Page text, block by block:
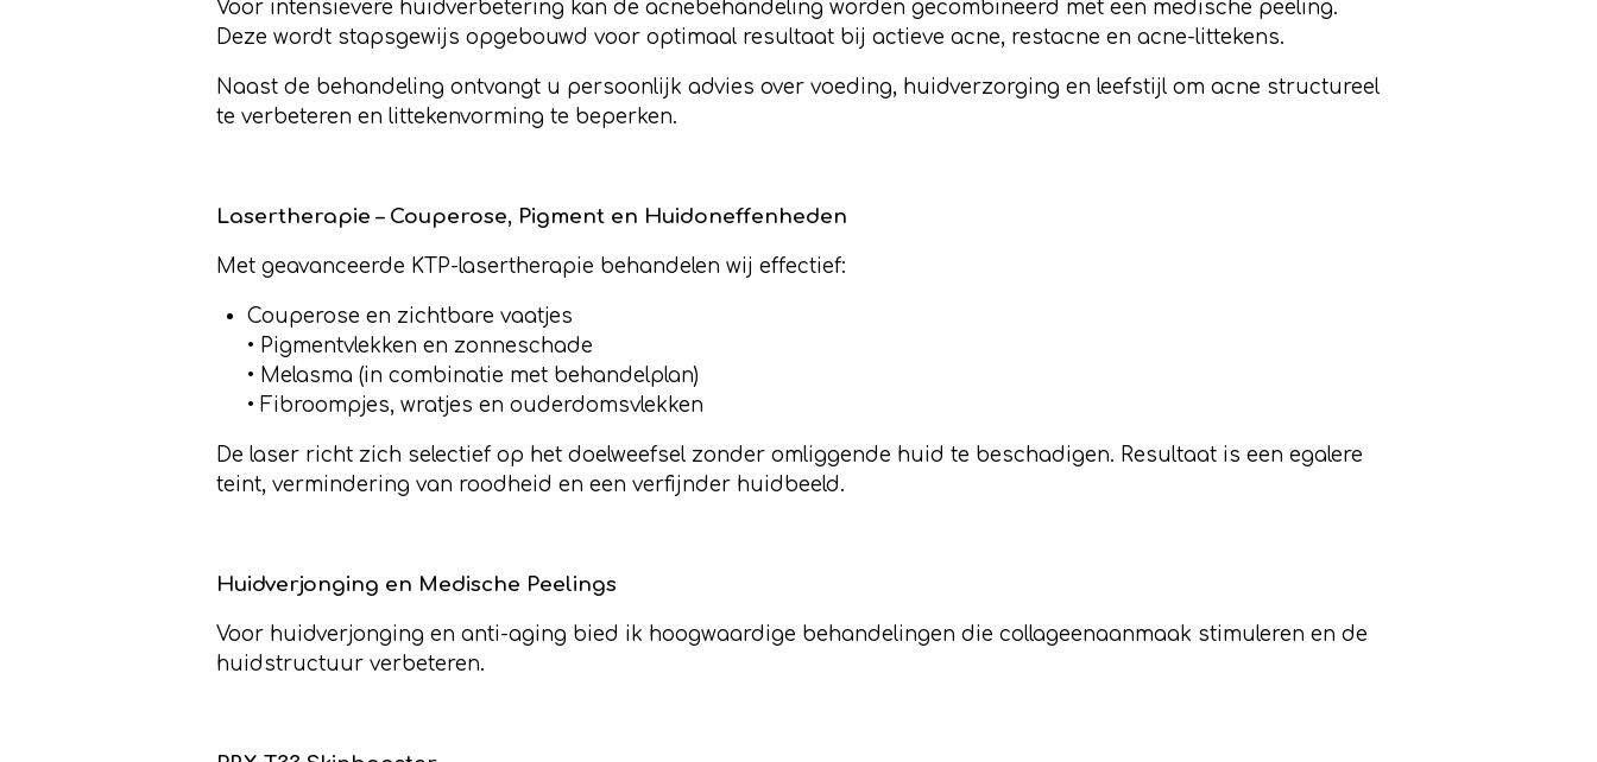
Voor intensievere huidverbetering kan de acnebehandeling worden gecombineerd met een medische peeling.
Deze wordt stapsgewijs opgebouwd voor optimaal resultaat bij actieve acne, restacne en acne-littekens.
Naast de behandeling ontvangt u persoonlijk advies over voeding, huidverzorging en leefstijl om acne structureel
te verbeteren en littekenvorming te beperken.
Lasertherapie – Couperose, Pigment en Huidoneffenheden
Met geavanceerde KTP-lasertherapie behandelen wij effectief:
Couperose en zichtbare vaatjes
• Pigmentvlekken en zonneschade
• Melasma (in combinatie met behandelplan)
• Fibroompjes, wratjes en ouderdomsvlekken
De laser richt zich selectief op het doelweefsel zonder omliggende huid te beschadigen. Resultaat is een egalere
teint, vermindering van roodheid en een verfijnder huidbeeld.
Huidverjonging en Medische Peelings
Voor huidverjonging en anti-aging bied ik hoogwaardige behandelingen die collageenaanmaak stimuleren en de
huidstructuur verbeteren.